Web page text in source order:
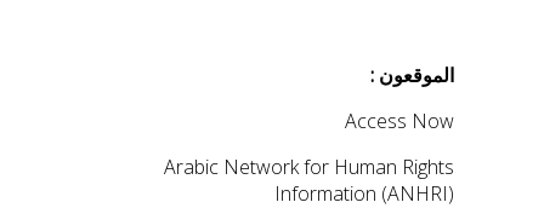
الموقعون :
Access Now
Arabic Network for Human Rights
Information (ANHRI)